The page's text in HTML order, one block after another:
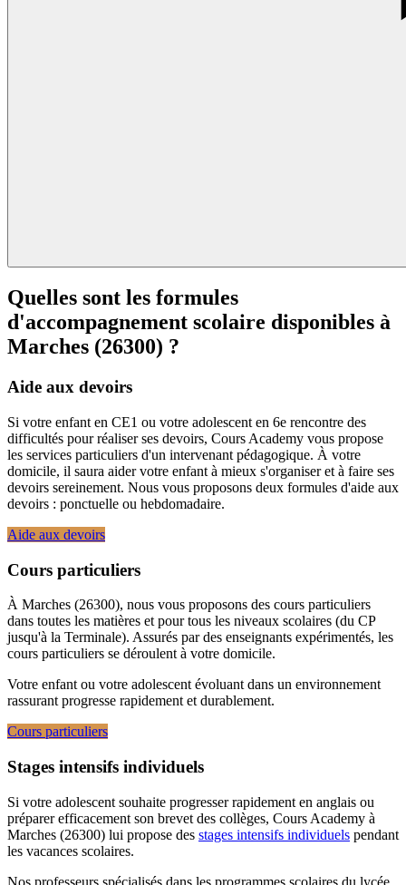
Quelles sont les formules
d'accompagnement scolaire disponibles à
Marches (26300) ?
Aide aux devoirs
Si votre enfant en CE1 ou votre adolescent en 6e rencontre des
difficultés pour réaliser ses devoirs, Cours Academy vous propose
les services particuliers d'un intervenant pédagogique. À votre
domicile, il saura aider votre enfant à mieux s'organiser et à faire ses
devoirs sereinement. Nous vous proposons deux formules d'aide aux
devoirs : ponctuelle ou hebdomadaire.
Aide aux devoirs
Cours particuliers
À Marches (26300), nous vous proposons des cours particuliers
dans toutes les matières et pour tous les niveaux scolaires (du CP
jusqu'à la Terminale). Assurés par des enseignants expérimentés, les
cours particuliers se déroulent à votre domicile.
Votre enfant ou votre adolescent évoluant dans un environnement
rassurant progresse rapidement et durablement.
Cours particuliers
Stages intensifs individuels
Si votre adolescent souhaite progresser rapidement en anglais ou
préparer efficacement son brevet des collèges, Cours Academy à
Marches (26300) lui propose des stages intensifs individuels pendant
les vacances scolaires.
Nos professeurs spécialisés dans les programmes scolaires du lycée